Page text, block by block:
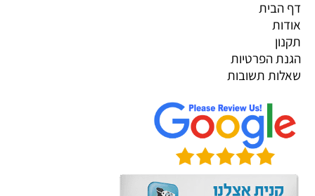
דף הבית
אודות
תקנון
הגנת הפרטיות
שאלות תשובות